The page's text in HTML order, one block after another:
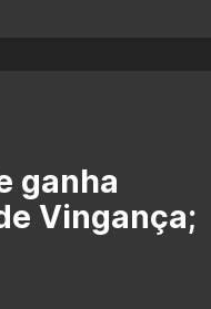
ganha
Vingança;